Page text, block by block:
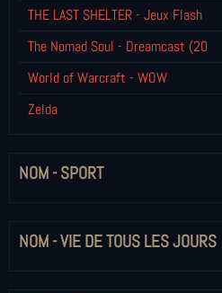
THE LAST SHELTER - Jeux Flash
The Nomad Soul - Dreamcast (20
World of Warcraft - WOW
Zelda
NOM - SPORT
NOM - VIE DE TOUS LES JOURS